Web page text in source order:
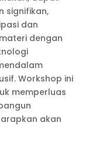
signifikan,
dan
dengan
Workshop ini
memperluas
akan